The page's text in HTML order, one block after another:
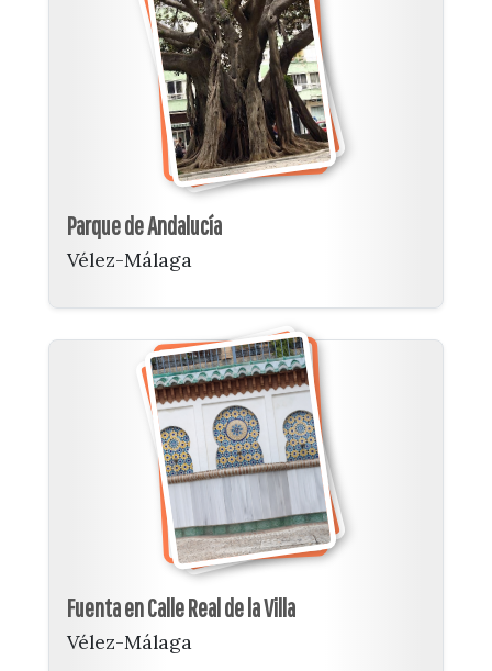
Parque de Andalucía
Vélez-Málaga
Fuenta en Calle Real de la Villa
Vélez-Málaga